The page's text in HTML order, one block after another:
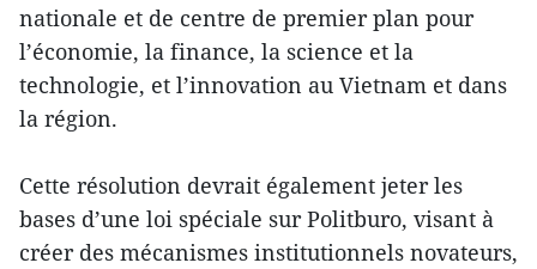
nationale et de centre de premier plan pour
l’économie, la finance, la science et la
technologie, et l’innovation au Vietnam et dans
la région.
Cette résolution devrait également jeter les
bases d’une loi spéciale sur Politburo, visant à
créer des mécanismes institutionnels novateurs,